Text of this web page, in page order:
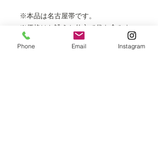
※本品は名古屋帯です。
※価格はお誂えお仕立て代を含みま
す。
※表示価格は全て税込となります。
Phone Email Instagram